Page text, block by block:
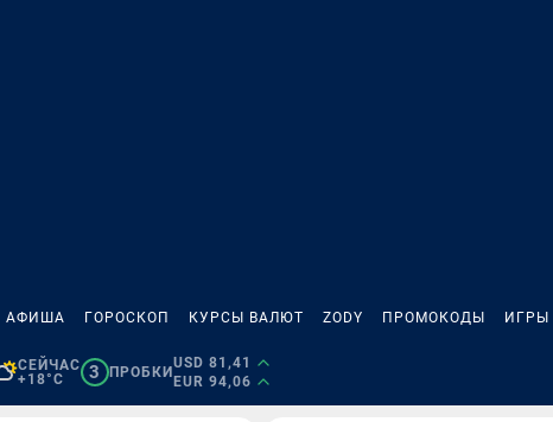
АФИША ГОРОСКОП КУРСЫ ВАЛЮТ ZODY ПРОМОКОДЫ ИГРЫ
СЕЙЧАС
+18°C
3 ПРОБКИ
USD 81,41
EUR 94,06